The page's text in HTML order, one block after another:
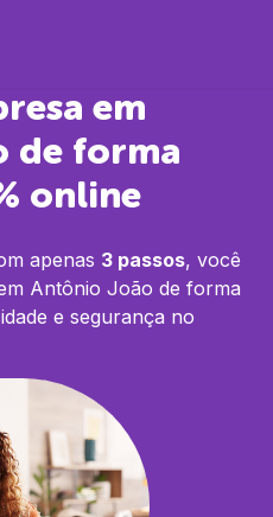
em
de forma
online
apenas 3 passos, você
Antônio João de forma
e segurança no